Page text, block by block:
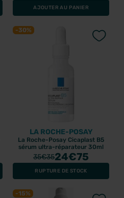
AJOUTER AU PANIER
-30%
LA ROCHE-POSAY
La Roche-Posay Cicaplast B5
sérum ultra-réparateur 30ml
35€3524€75
RUPTURE DE STOCK
-15%